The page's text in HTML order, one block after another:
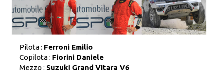
Pilota : Ferroni Emilio
Copilota : Fiorini Daniele
Mezzo : Suzuki Grand Vitara V6